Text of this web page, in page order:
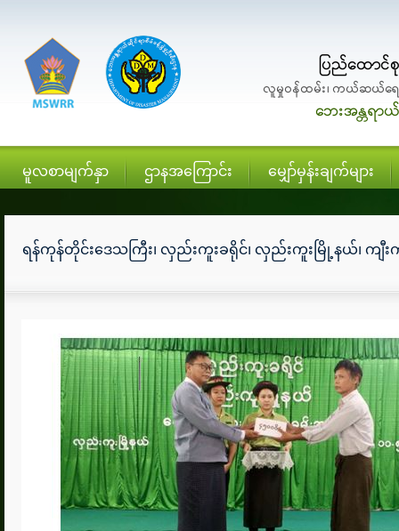
မူလစာမျက်နှာ ဌာနအကြောင်း မျှော်မှန်းချက်များ
ရန်ကုန်တိုင်းဒေသကြီး၊ လှည်းကူးခရိုင်၊ လှည်းကူးမြို့နယ်၊ ကျီ